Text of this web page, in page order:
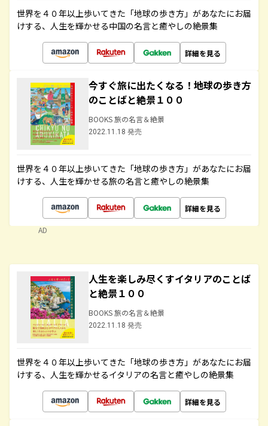
世界を４０年以上歩いてきた「地球の歩き方」があなたにお届
けする、人生を輝かせる中国の名言と癒やしの絶景集
詳細を見る
今すぐ旅に出たくなる！地球の歩き方
のことばと絶景１００
BOOKS 旅の名言＆絶景
2022.11.18 発売
世界を４０年以上歩いてきた「地球の歩き方」があなたにお届
けする、人生を輝かせる旅の名言と癒やしの絶景集
詳細を見る
AD
人生を楽しみ尽くすイタリアのことば
と絶景１００
BOOKS 旅の名言＆絶景
2022.11.18 発売
世界を４０年以上歩いてきた「地球の歩き方」があなたにお届
けする、人生を輝かせるイタリアの名言と癒やしの絶景集
詳細を見る